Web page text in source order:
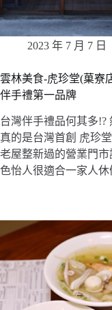
2023 年 7 月 7 日
雲林美食-虎珍堂(菓寮
伴手禮第一品牌
台灣伴手禮品何其多!?
真的是台灣首創 虎珍
老屋整新過的營業門
色怡人很適合一家人